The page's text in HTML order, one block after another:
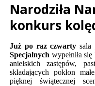
Narodziła
konkurs
Treść
Już po raz czwarty sala
Specjalnych wypełniła
anielskich zastępów,
składających pokłon
pięknej świątecznej